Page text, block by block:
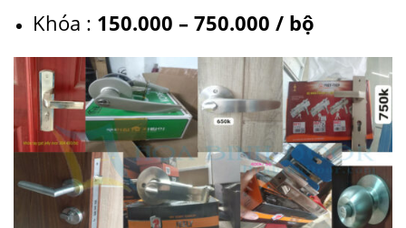
Khóa : 150.000 – 750.000 / bộ